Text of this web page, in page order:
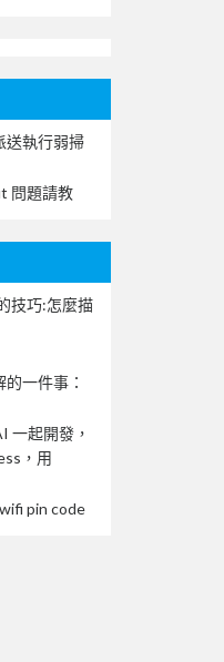
送執行弱掃
問題請教
技巧:怎麼描
一件事：
一起開發，
，用
pin code